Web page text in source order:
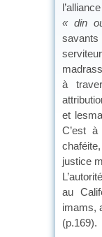
« din
à
et
C’est
justice
au
imams,
(p.169).